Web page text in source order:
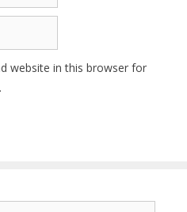
website in this browser for